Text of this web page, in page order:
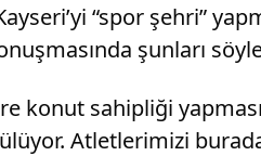
“spor şehri”
şunları
konut sahipliği
Atletlerimizi